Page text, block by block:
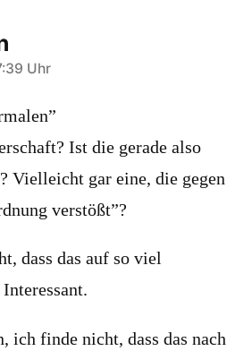
Uhr
Ist die gerade also
Vielleicht gar eine, die gegen
verstößt”?
dass das auf so viel
ich finde nicht, dass das nach